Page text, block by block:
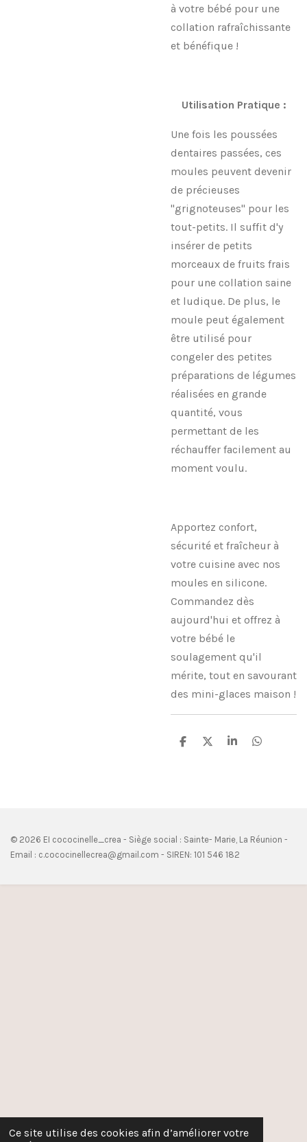
Ce site utilise des cookies afin d’améliorer votre
à votre bébé pour une
collation rafraîchissante
et bénéfique !
Utilisation Pratique :
Une fois les poussées
dentaires passées, ces
moules peuvent devenir
de précieuses
"grignoteuses" pour les
tout-petits. Il suffit d'y
insérer de petits
morceaux de fruits frais
pour une collation saine
et ludique. De plus, le
moule peut également
être utilisé pour
congeler des petites
préparations de légumes
réalisées en grande
quantité, vous
permettant de les
réchauffer facilement au
moment voulu.
Apportez confort,
sécurité et fraîcheur à
votre cuisine avec nos
moules en silicone.
Commandez dès
aujourd'hui et offrez à
votre bébé le
soulagement qu'il
mérite, tout en savourant
des mini-glaces maison !
P
P
P
P
© 2026 EI cococinelle_crea - Siège social : Sainte- Marie, La Réunion -
Email : c.cococinellecrea@gmail.com - SIREN: 101 546 182